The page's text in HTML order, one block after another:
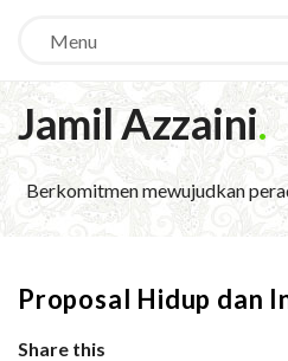
Menu
Jamil Azzaini.
Berkomitmen mewujudkan
Proposal Hidup dan
Share this